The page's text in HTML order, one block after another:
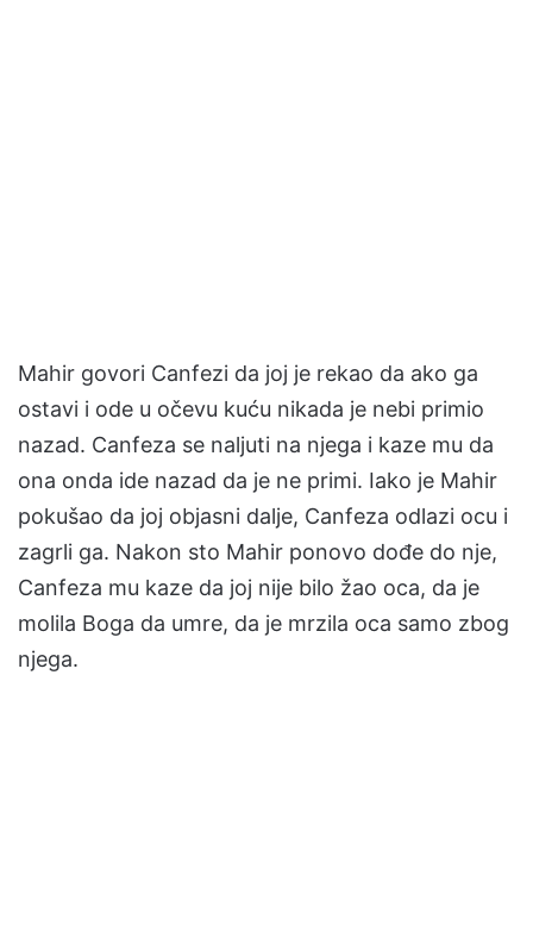
Mahir govori Canfezi da joj je rekao da ako ga
ostavi i ode u očevu kuću nikada je nebi primio
nazad. Canfeza se naljuti na njega i kaze mu da
ona onda ide nazad da je ne primi. Iako je Mahir
pokušao da joj objasni dalje, Canfeza odlazi ocu i
zagrli ga. Nakon sto Mahir ponovo dođe do nje,
Canfeza mu kaze da joj nije bilo žao oca, da je
molila Boga da umre, da je mrzila oca samo zbog
njega.